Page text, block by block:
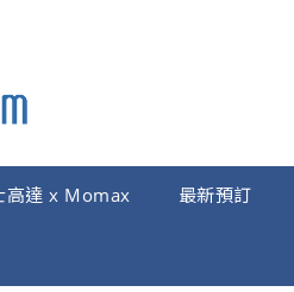
高達 x Momax 最新預訂